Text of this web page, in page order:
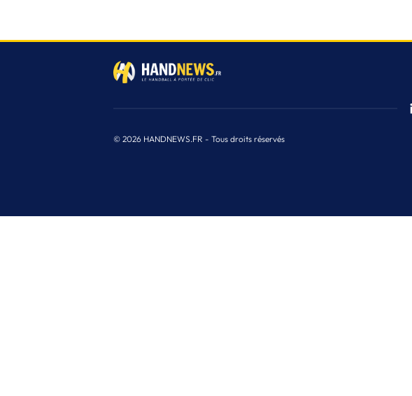
© 2026 HANDNEWS.FR - Tous droits réservés